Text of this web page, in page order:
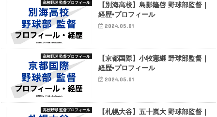
高校野球 監督プロフィール
【別海高校】島影隆啓 野球部監督｜
経歴•プロフィール
2024.05.01
高校野球 監督プロフィール
【京都国際】小牧憲継 野球部監督｜
経歴•プロフィール
2024.05.01
高校野球 監督プロフィール
【札幌大谷】五十嵐大 野球部監督｜